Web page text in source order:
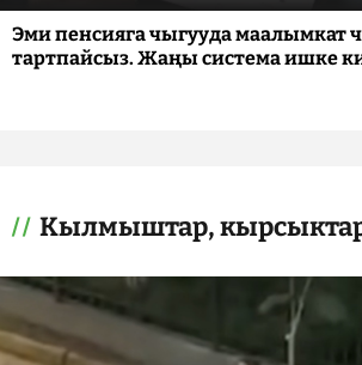
Эми пенсияга чыгууда маалымкат
тартпайсыз. Жаңы система ишке
Кылмыштар,